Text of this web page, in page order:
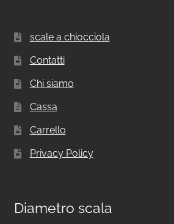
scale a chiocciola
Contatti
Chi siamo
Cassa
Carrello
Privacy Policy
Diametro scala